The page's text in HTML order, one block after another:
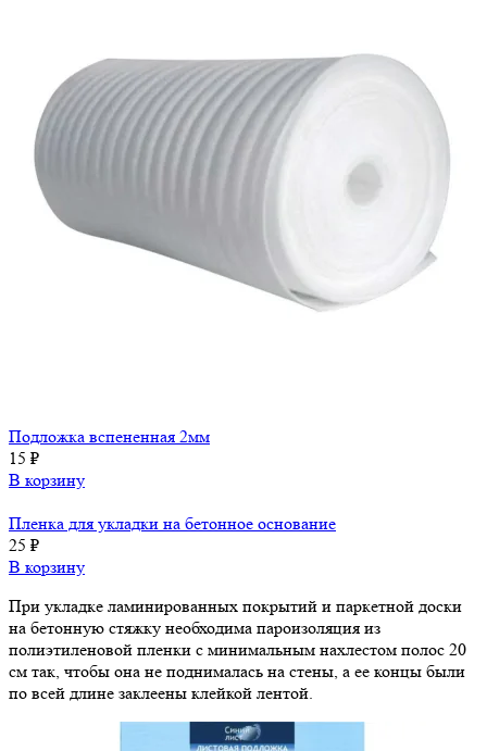
Подложка вспененная 2мм
15 ₽
В корзину
Пленка для укладки на бетонное основание
25 ₽
В корзину
При укладке ламинированных покрытий и паркетной доски
на бетонную стяжку необходима пароизоляция из
полиэтиленовой пленки с минимальным нахлестом полос 20
см так, чтобы она не поднималась на стены, а ее концы были
по всей длине заклеены клейкой лентой.